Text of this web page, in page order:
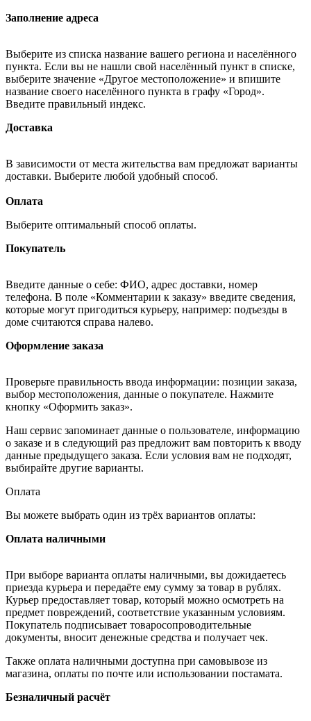
Заполнение адреса
Выберите из списка название вашего региона и населённого
пункта. Если вы не нашли свой населённый пункт в списке,
выберите значение «Другое местоположение» и впишите
название своего населённого пункта в графу «Город».
Введите правильный индекс.
Доставка
В зависимости от места жительства вам предложат варианты
доставки. Выберите любой удобный способ.
Оплата
Выберите оптимальный способ оплаты.
Покупатель
Введите данные о себе: ФИО, адрес доставки, номер
телефона. В поле «Комментарии к заказу» введите сведения,
которые могут пригодиться курьеру, например: подъезды в
доме считаются справа налево.
Оформление заказа
Проверьте правильность ввода информации: позиции заказа,
выбор местоположения, данные о покупателе. Нажмите
кнопку «Оформить заказ».
Наш сервис запоминает данные о пользователе, информацию
о заказе и в следующий раз предложит вам повторить к вводу
данные предыдущего заказа. Если условия вам не подходят,
выбирайте другие варианты.
Оплата
Вы можете выбрать один из трёх вариантов оплаты:
Оплата наличными
При выборе варианта оплаты наличными, вы дожидаетесь
приезда курьера и передаёте ему сумму за товар в рублях.
Курьер предоставляет товар, который можно осмотреть на
предмет повреждений, соответствие указанным условиям.
Покупатель подписывает товаросопроводительные
документы, вносит денежные средства и получает чек.
Также оплата наличными доступна при самовывозе из
магазина, оплаты по почте или использовании постамата.
Безналичный расчёт